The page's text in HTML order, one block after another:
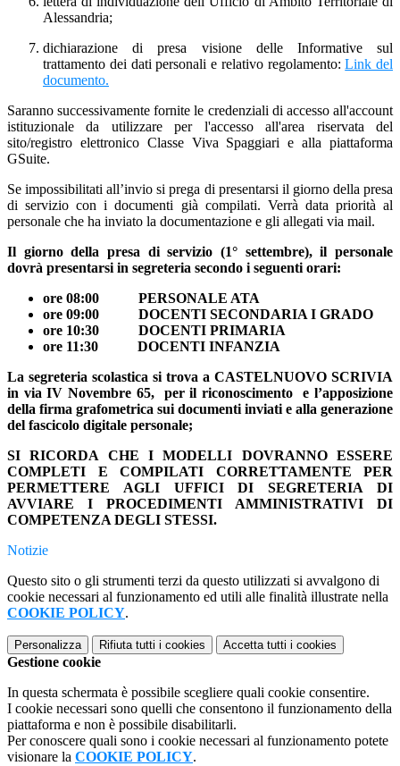
Alessandria;
dichiarazione di presa visione delle Informative sul
trattamento dei dati personali e relativo regolamento:Link del
documento.
Saranno successivamente fornite le credenziali di accesso all'account
istituzionale da utilizzare per l'accesso all'area riservata del
sito/registro elettronico Classe Viva Spaggiari e alla piattaforma
GSuite.
Se impossibilitati all’invio si prega di presentarsi il giorno della presa
di servizio con i documenti già compilati. Verrà data priorità al
personale che ha inviato la documentazione e gli allegati via mail.
Il giorno della presa di servizio (1° settembre), il personale
dovrà presentarsi in segreteria secondo i seguenti orari:
ore 08:00 PERSONALE ATA
ore 09:00 DOCENTI SECONDARIA I GRADO
ore 10:30 DOCENTI PRIMARIA
ore 11:30 DOCENTI INFANZIA
La segreteria scolastica si trova a CASTELNUOVO SCRIVIA
in via IV Novembre 65, per il riconoscimento e l’apposizione
della firma grafometrica sui documenti inviati e alla generazione
del fascicolo digitale personale;
SI RICORDA CHE I MODELLI DOVRANNO ESSERE
COMPLETI E COMPILATI CORRETTAMENTE PER
PERMETTERE AGLI UFFICI DI SEGRETERIA DI
AVVIARE I PROCEDIMENTI AMMINISTRATIVI DI
COMPETENZA DEGLI STESSI.
Notizie
Questo sito o gli strumenti terzi da questo utilizzati si avvalgono di
cookie necessari al funzionamento ed utili alle finalità illustrate nella
COOKIE POLICY.
Personalizza Rifiuta tutti i cookies Accetta tutti i cookies
Gestione cookie
In questa schermata è possibile scegliere quali cookie consentire.
I cookie necessari sono quelli che consentono il funzionamento della
piattaforma e non è possibile disabilitarli.
Per conoscere quali sono i cookie necessari al funzionamento potete
visionare la COOKIE POLICY.